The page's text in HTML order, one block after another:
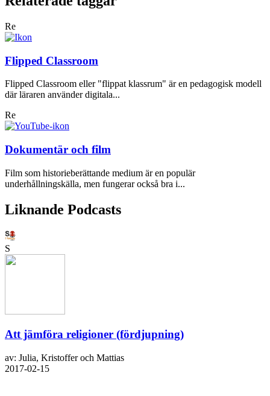
Re
Flipped Classroom
Flipped Classroom eller "flippat klassrum" är en pedagogisk modell
där läraren använder digitala...
Re
Dokumentär och film
Film som historieberättande medium är en populär
underhållningskälla, men fungerar också bra i...
Liknande Podcasts
S
Att jämföra religioner (fördjupning)
av: Julia, Kristoffer och Mattias
2017-02-15